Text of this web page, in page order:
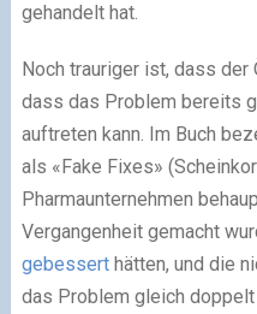
gehandelt hat.
Noch trauriger ist, dass
dass das Problem bereits
auftreten kann. Im Buch
als «Fake Fixes»
Pharmaunternehmen
Vergangenheit gemacht
gebesserthätten, und die
das Problem gleich